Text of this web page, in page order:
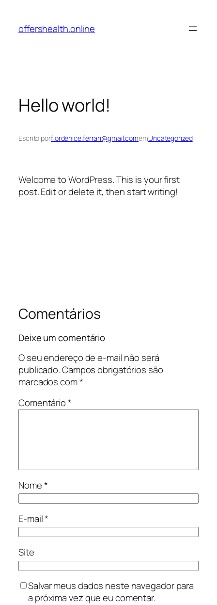
offershealth.online
Hello world!
Escrito porflordenice.ferrari@gmail.comemUncategorized
Welcome to WordPress. This is your first
post. Edit or delete it, then start writing!
Comentários
Deixe um comentário
O seu endereço de e-mail não será
publicado.Campos obrigatórios são
marcados com*
Comentário*
Nome*
E-mail*
Site
Salvar meus dados neste navegador para
a próxima vez que eu comentar.